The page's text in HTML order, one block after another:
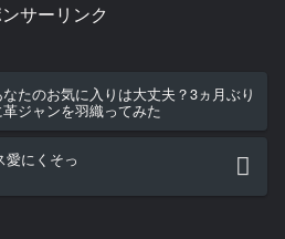
サーリンク
なたのお気に入りは大丈夫？3ヵ月ぶり
革ジャンを羽織ってみた
愛にくそっ